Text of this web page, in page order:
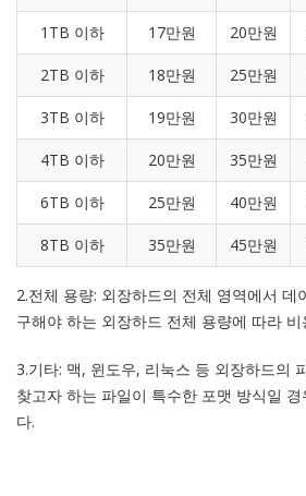
1TB 이하 17만원 20만원
2TB 이하 18만원 25만원
3TB 이하 19만원 30만원
4TB 이하 20만원 35만원
6TB 이하 25만원 40만원
8TB 이하 35만원 45만원
2.전체 용량: 외장하드의 전체 영역에서 데
구해야 하는 외장하드 전체 용량에 따라
3.기타: 맥, 윈도우, 리눅스 등 외장하드의
찾고자 하는 파일이 특수한 포맷 방식일
다.